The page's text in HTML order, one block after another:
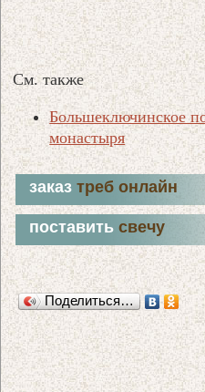
См. также
Большеключинское
монастыря
заказтреб онлайн
поставитьсвечу
Поделиться…